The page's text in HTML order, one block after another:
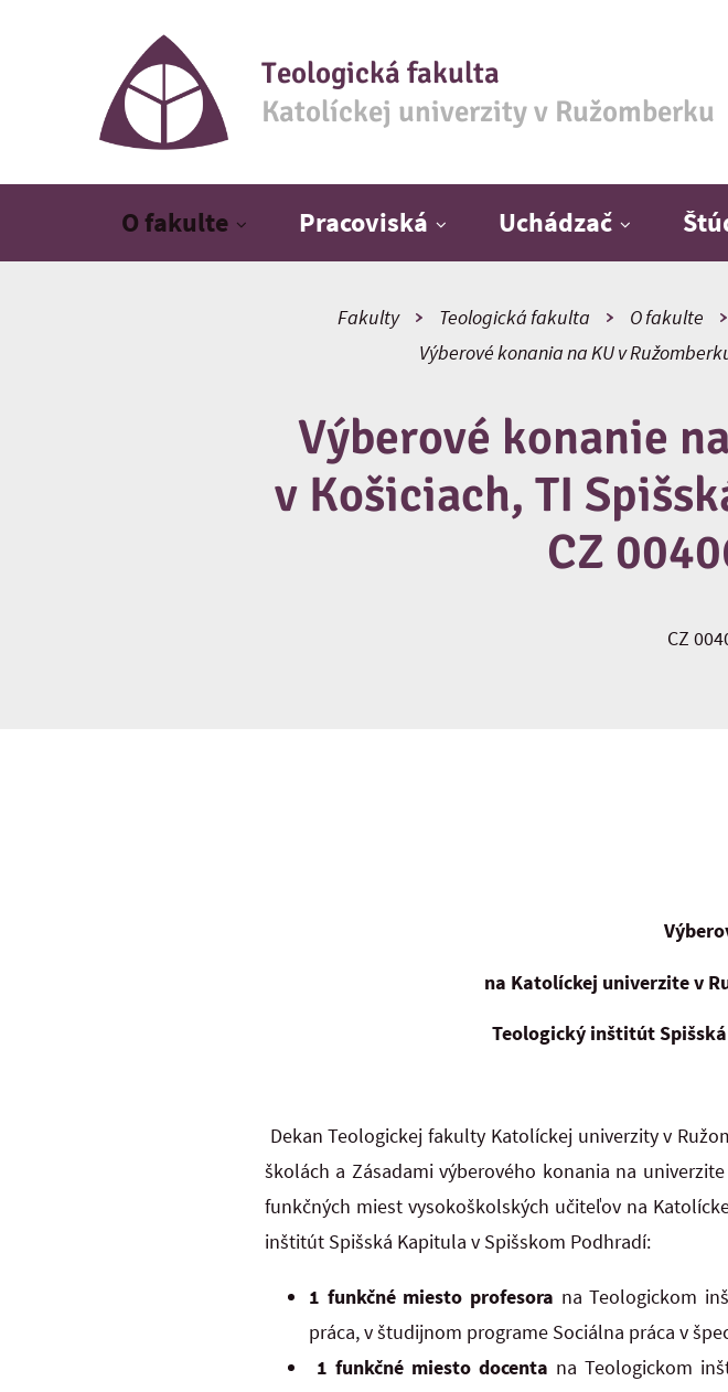
Teologická fakulta
Katolíckej univerzity v Ružomberku
O fakulte Pracoviská Uchádzač
Fakulty Teologická fakulta O fakulte
Výberové konania na KU v
Výberové konanie
v Košiciach, TI
CZ
CZ
na Katolíckej univerzite v
Teologický inštitút
Dekan Teologickej fakulty Katolíckej univerzity v
školách a Zásadami výberového konania na
funkčných miest vysokoškolských učiteľov na
inštitút Spišská Kapitula v Spišskom Podhradí:
1 funkčné miesto profesora na Teologickom
práca, v študijnom programe Sociálna práca v
1 funkčné miesto docenta na Teologickom